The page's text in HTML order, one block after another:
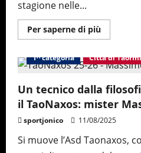
stagione nelle...
Per saperne di piùMaggiori
i
primi
al
il
Letterio
Duca
e
1^ categoria Città di
Un tecnico dalla
il TaoNaxos: mister
sportjonico 11/08/2025
Si muove l’Asd Taonaxos,